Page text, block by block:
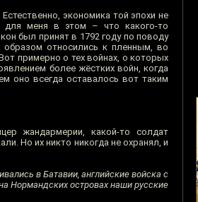
экономика той эпохи не
для меня в этом – что какого-то
был принят в 1792 году по поводу
образом относились к пленным, во
примерно о тех войнах, о которых
более жёстких войн, когда
оно всегда оставалось вот таким
жандармерии, какой-то солдат
Но их никто никогда не охранял, и
в Батавии, английские войска с
Нормандских островах наши русские